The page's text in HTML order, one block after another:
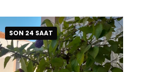
SON 24 SAAT